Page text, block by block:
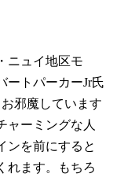
ニュイ地区モ
ートパーカーJr氏
邪魔しています
ャーミングな人
ンを前にすると
れます。もちろ